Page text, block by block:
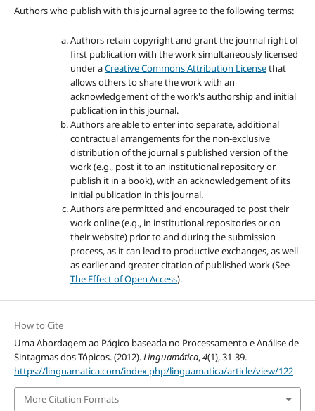
Authors who publish with this journal agree to the following terms:
Authors retain copyright and grant the journal right of
first publication with the work simultaneously licensed
under aCreative Commons Attribution Licensethat
allows others to share the work with an
acknowledgement of the work's authorship and initial
publication in this journal.
Authors are able to enter into separate, additional
contractual arrangements for the non-exclusive
distribution of the journal's published version of the
work (e.g., post it to an institutional repository or
publish it in a book), with an acknowledgement of its
initial publication in this journal.
Authors are permitted and encouraged to post their
work online (e.g., in institutional repositories or on
their website) prior to and during the submission
process, as it can lead to productive exchanges, as well
as earlier and greater citation of published work (See
The Effect of Open Access).
How to Cite
Uma Abordagem ao Págico baseada no Processamento e Análise de
Sintagmas dos Tópicos. (2012).Linguamática,4(1), 31-39.
https://linguamatica.com/index.php/linguamatica/article/view/122
More Citation Formats